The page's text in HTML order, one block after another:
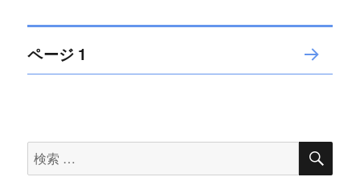
投
ビ
ページ 1
検
索
検